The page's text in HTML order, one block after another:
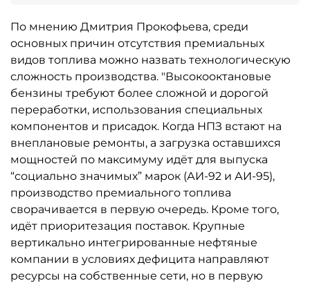
По мнению Дмитрия Прокофьева, среди
основных причин отсутствия премиальных
видов топлива можно назвать технологическую
сложность производства. "Высокооктановые
бензины требуют более сложной и дорогой
переработки, использования специальных
компонентов и присадок. Когда НПЗ встают на
внеплановые ремонты, а загрузка оставшихся
мощностей по максимуму идёт для выпуска
“социально значимых” марок (АИ-92 и АИ-95),
производство премиального топлива
сворачивается в первую очередь. Кроме того,
идёт приоритезация поставок. Крупные
вертикально интегрированные нефтяные
компании в условиях дефицита направляют
ресурсы на собственные сети, но в первую